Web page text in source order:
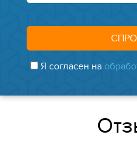
Я согласен на